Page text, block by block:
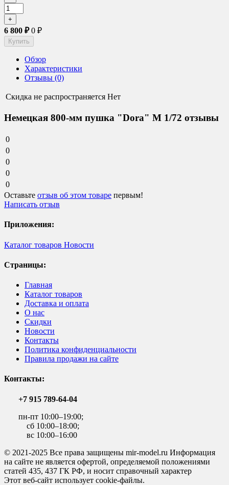
6 800 ₽0 ₽
Обзор
Характеристики
Отзывы (0)
Скидка не распространяется Нет
Немецкая 800-мм пушка "Dora" М 1/72 отзывы
0
0
0
0
0
Оставьте отзыв об этом товаре первым!
Написать отзыв
Приложения:
Каталог товаров Новости
Страницы:
Главная
Каталог товаров
Доставка и оплата
О нас
Скидки
Новости
Контакты
Политика конфиденциальности
Правила продажи на сайте
Контакты:
+7 915 789-64-04
пн-пт 10:00–19:00;
сб 10:00–18:00;
вс 10:00–16:00
© 2021-2025 Все права защищены mir-model.ru Информация
на сайте не является офертой, определяемой положениями
статей 435, 437 ГК РФ, и носит справочный характер
Этот веб-сайт использует cookie-файлы.